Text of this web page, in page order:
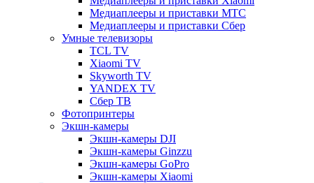
Медиаплееры и приставки МТС
Медиаплееры и приставки Сбер
Умные телевизоры
TCL TV
Xiaomi TV
Skyworth TV
YANDEX TV
Сбер ТВ
Фотопринтеры
Экшн-камеры
Экшн-камеры DJI
Экшн-камеры Ginzzu
Экшн-камеры GoPro
Экшн-камеры Xiaomi